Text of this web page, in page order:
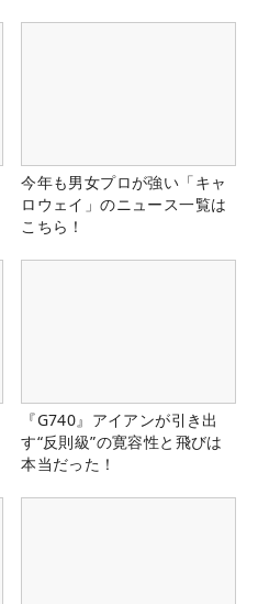
今年も男女プロが強い「キャ
ロウェイ」のニュース一覧は
こちら！
『G740』アイアンが引き出
す“反則級”の寛容性と飛びは
本当だった！